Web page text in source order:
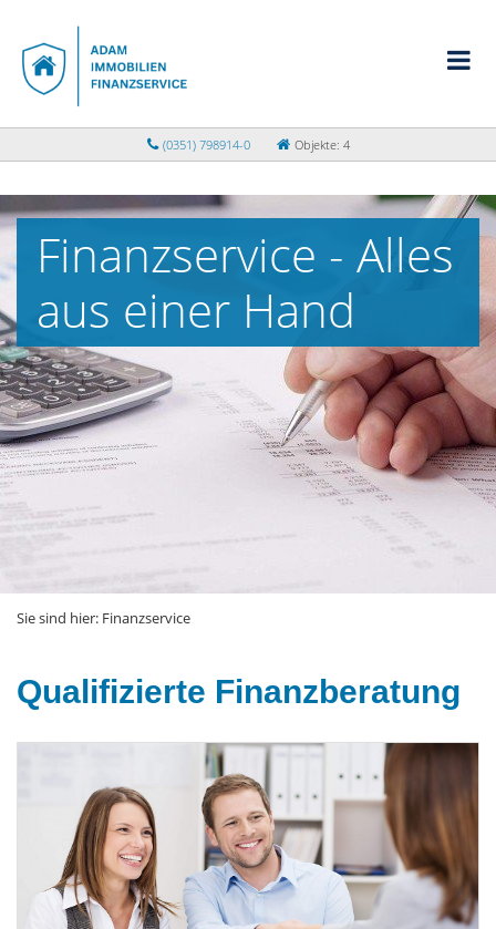
(0351) 798914-0 Objekte: 4
Finanzservice - Alles
aus einer Hand
Sie sind hier: Finanzservice
Qualifizierte Finanzberatung